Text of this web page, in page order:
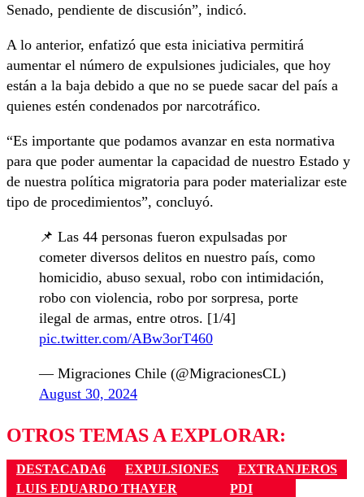
Senado, pendiente de discusión”, indicó.
A lo anterior, enfatizó que esta iniciativa permitirá
aumentar el número de expulsiones judiciales, que hoy
están a la baja debido a que no se puede sacar del país a
quienes estén condenados por narcotráfico.
“Es importante que podamos avanzar en esta normativa
para que poder aumentar la capacidad de nuestro Estado y
de nuestra política migratoria para poder materializar este
tipo de procedimientos”, concluyó.
📌 Las 44 personas fueron expulsadas por
cometer diversos delitos en nuestro país, como
homicidio, abuso sexual, robo con intimidación,
robo con violencia, robo por sorpresa, porte
ilegal de armas, entre otros. [1/4]
pic.twitter.com/ABw3orT460
— Migraciones Chile (@MigracionesCL)
August 30, 2024
OTROS TEMAS A EXPLORAR:
DESTACADA6 EXPULSIONES
EXTRANJEROS
LUIS EDUARDO THAYER
PDI